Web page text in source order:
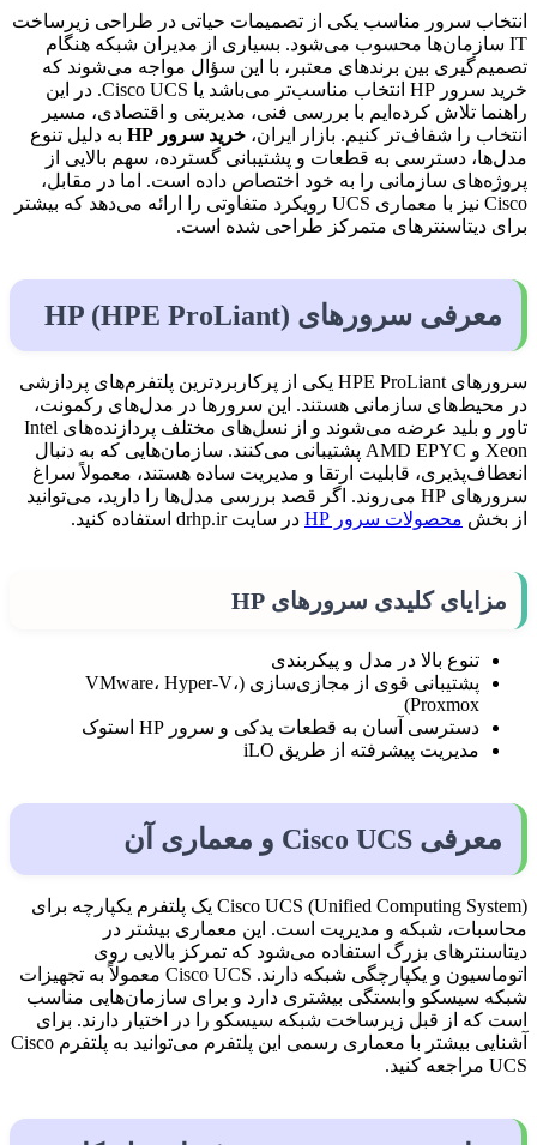
انتخاب سرور مناسب یکی از تصمیمات حیاتی در طراحی زیرساخت
IT سازمان‌ها محسوب می‌شود. بسیاری از مدیران شبکه هنگام
تصمیم‌گیری بین برندهای معتبر، با این سؤال مواجه می‌شوند که
خرید سرور HP انتخاب مناسب‌تر می‌باشد یا Cisco UCS. در این
راهنما تلاش کرده‌ایم با بررسی فنی، مدیریتی و اقتصادی، مسیر
انتخاب را شفاف‌تر کنیم. بازار ایران، خرید سرور HP
به دلیل تنوع
مدل‌ها، دسترسی به قطعات و پشتیبانی گسترده، سهم بالایی از
پروژه‌های سازمانی را به خود اختصاص داده است. اما در مقابل،
Cisco نیز با معماری UCS رویکرد متفاوتی را ارائه می‌دهد که بیشتر
برای دیتاسنترهای متمرکز طراحی شده است.
معرفی سرورهای HP (HPE ProLiant)
سرورهای HPE ProLiant یکی از پرکاربردترین پلتفرم‌های پردازشی
در محیط‌های سازمانی هستند. این سرورها در مدل‌های رکمونت،
تاور و بلید عرضه می‌شوند و از نسل‌های مختلف پردازنده‌های Intel
Xeon و AMD EPYC پشتیبانی می‌کنند. سازمان‌هایی که به دنبال
انعطاف‌پذیری، قابلیت ارتقا و مدیریت ساده هستند، معمولاً سراغ
سرورهای HP می‌روند. اگر قصد بررسی مدل‌ها را دارید، می‌توانید
از بخش محصولات سرور HP در سایت drhp.ir استفاده کنید.
مزایای کلیدی سرورهای HP
تنوع بالا در مدل و پیکربندی
پشتیبانی قوی از مجازی‌سازی (VMware، Hyper-V،
Proxmox)
دسترسی آسان به قطعات یدکی و سرور HP استوک
مدیریت پیشرفته از طریق iLO
معرفی Cisco UCS و معماری آن
Cisco UCS (Unified Computing System) یک پلتفرم یکپارچه برای
محاسبات، شبکه و مدیریت است. این معماری بیشتر در
دیتاسنترهای بزرگ استفاده می‌شود که تمرکز بالایی روی
اتوماسیون و یکپارچگی شبکه دارند. Cisco UCS معمولاً به تجهیزات
شبکه سیسکو وابستگی بیشتری دارد و برای سازمان‌هایی مناسب
است که از قبل زیرساخت شبکه سیسکو را در اختیار دارند. برای
آشنایی بیشتر با معماری رسمی این پلتفرم می‌توانید به پلتفرم Cisco
UCS مراجعه کنید.